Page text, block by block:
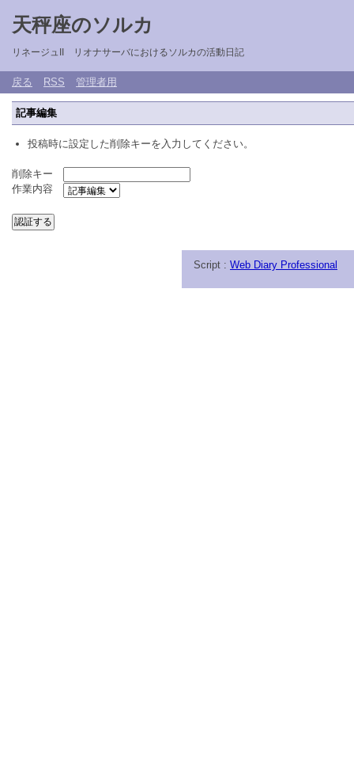
天秤座のソルカ
リネージュII リオナサーバにおけるソルカの活動日記
戻る RSS 管理者用
記事編集
投稿時に設定した削除キーを入力してください。
削除キー
作業内容
Script : Web Diary Professional